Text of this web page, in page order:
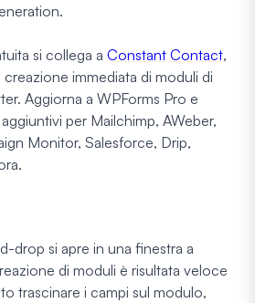
si collega a Constant Contact,
immediata di moduli di
Aggiorna a WPForms Pro e
per Mailchimp, AWeber,
Monitor, Salesforce, Drip,
drop si apre in una finestra a
di moduli è risultata veloce
trascinare i campi sul modulo,